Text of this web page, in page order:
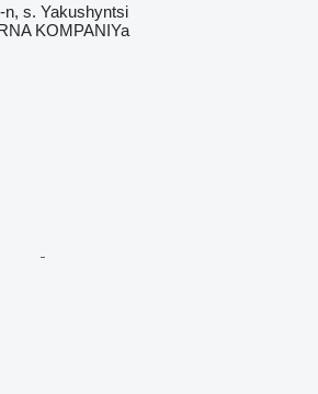
s. Yakushyntsi
KOMPANIYa